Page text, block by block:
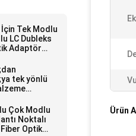
Tek Modlu
LC Dubleks
Adaptör
tek yönlü
Çok Modlu
Noktalı
Optik
Ürün